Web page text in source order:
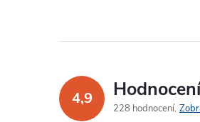
4,9
228 hodnocení